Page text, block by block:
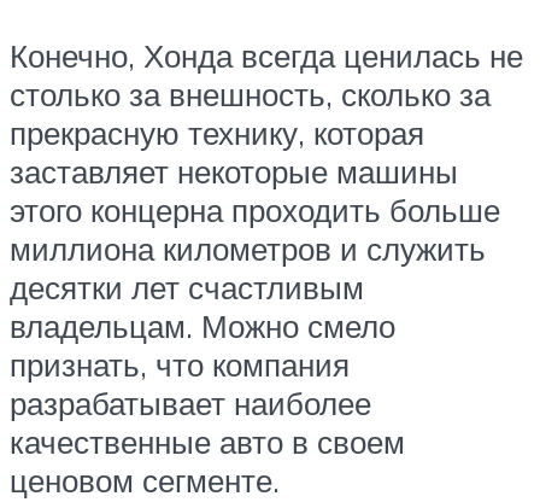
Конечно, Хонда всегда ценилась не
столько за внешность, сколько за
прекрасную технику, которая
заставляет некоторые машины
этого концерна проходить больше
миллиона километров и служить
десятки лет счастливым
владельцам. Можно смело
признать, что компания
разрабатывает наиболее
качественные авто в своем
ценовом сегменте.